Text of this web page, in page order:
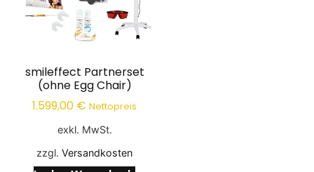
smileffect Partnerset
(ohne Egg Chair)
1.599,00 € Nettopreis
exkl. MwSt.
zzgl.Versandkosten